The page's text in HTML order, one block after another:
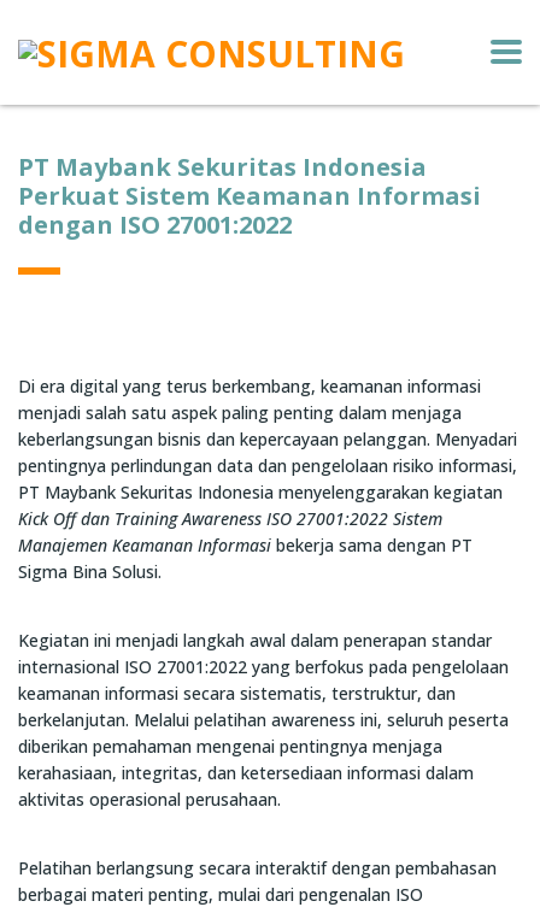
PT Maybank Sekuritas Indonesia
Perkuat Sistem Keamanan Informasi
dengan ISO 27001:2022
Di era digital yang terus berkembang, keamanan informasi
menjadi salah satu aspek paling penting dalam menjaga
keberlangsungan bisnis dan kepercayaan pelanggan. Menyadari
pentingnya perlindungan data dan pengelolaan risiko informasi,
PT Maybank Sekuritas Indonesia menyelenggarakan kegiatan
Kick Off dan Training Awareness ISO 27001:2022 Sistem
Manajemen Keamanan Informasi bekerja sama dengan PT
Sigma Bina Solusi.
Kegiatan ini menjadi langkah awal dalam penerapan standar
internasional ISO 27001:2022 yang berfokus pada pengelolaan
keamanan informasi secara sistematis, terstruktur, dan
berkelanjutan. Melalui pelatihan awareness ini, seluruh peserta
diberikan pemahaman mengenai pentingnya menjaga
kerahasiaan, integritas, dan ketersediaan informasi dalam
aktivitas operasional perusahaan.
Pelatihan berlangsung secara interaktif dengan pembahasan
berbagai materi penting, mulai dari pengenalan ISO